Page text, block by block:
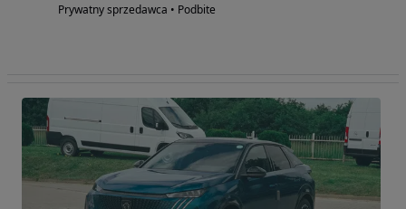
Prywatny sprzedawca • Podbite